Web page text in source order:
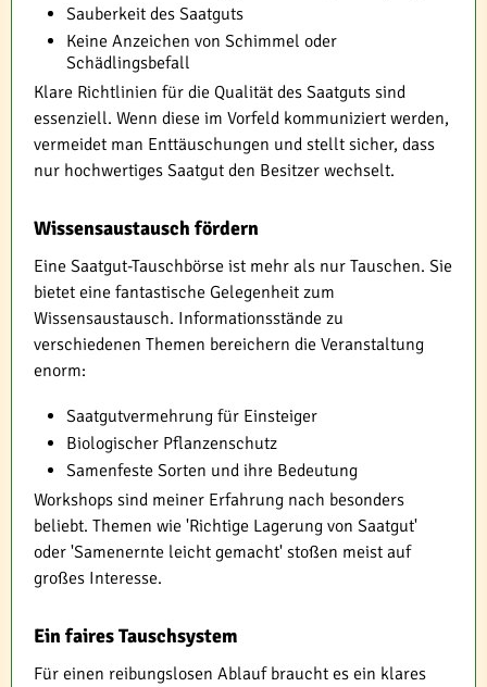
Sauberkeit des Saatguts
Keine Anzeichen von Schimmel oder
Schädlingsbefall
Klare Richtlinien für die Qualität des Saatguts sind
essenziell. Wenn diese im Vorfeld kommuniziert werden,
vermeidet man Enttäuschungen und stellt sicher, dass
nur hochwertiges Saatgut den Besitzer wechselt.
Wissensaustausch fördern
Eine Saatgut-Tauschbörse ist mehr als nur Tauschen. Sie
bietet eine fantastische Gelegenheit zum
Wissensaustausch. Informationsstände zu
verschiedenen Themen bereichern die Veranstaltung
enorm:
Saatgutvermehrung für Einsteiger
Biologischer Pflanzenschutz
Samenfeste Sorten und ihre Bedeutung
Workshops sind meiner Erfahrung nach besonders
beliebt. Themen wie 'Richtige Lagerung von Saatgut'
oder 'Samenernte leicht gemacht' stoßen meist auf
großes Interesse.
Ein faires Tauschsystem
Für einen reibungslosen Ablauf braucht es ein klares